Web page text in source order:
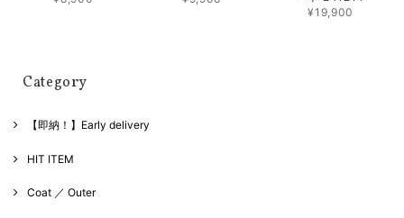
¥19,900
Category
【即納！】Early delivery
HIT ITEM
Coat ／ Outer